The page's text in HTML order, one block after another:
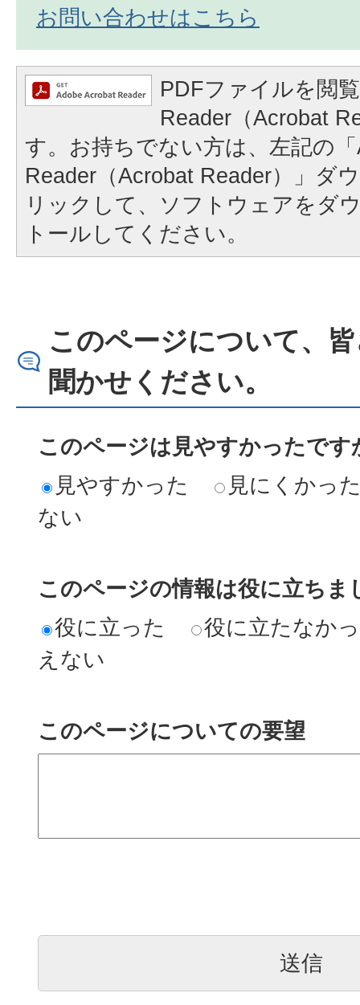
お問い合わせはこちら
PDFファイルを閲
Reader（Acrobat
す。お持ちでない方は、左記の
Reader（Acrobat Reader）」ダ
リックして、ソフトウェアをダ
トールしてください。
このページについて、
聞かせください。
このページは見やすかったです
見やすかった
見にくかっ
ない
このページの情報は役に立ちま
役に立った
役に立たなか
えない
このページについての要望